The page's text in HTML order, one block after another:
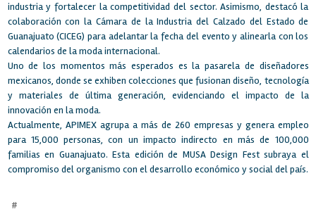
industria y fortalecer la competitividad del sector. Asimismo, destacó la
colaboración con la Cámara de la Industria del Calzado del Estado de
Guanajuato (CICEG) para adelantar la fecha del evento y alinearla con los
calendarios de la moda internacional.
Uno de los momentos más esperados es la pasarela de diseñadores
mexicanos, donde se exhiben colecciones que fusionan diseño, tecnología
y materiales de última generación, evidenciando el impacto de la
innovación en la moda.
Actualmente, APIMEX agrupa a más de 260 empresas y genera empleo
para 15,000 personas, con un impacto indirecto en más de 100,000
familias en Guanajuato. Esta edición de MUSA Design Fest subraya el
compromiso del organismo con el desarrollo económico y social del país.
#